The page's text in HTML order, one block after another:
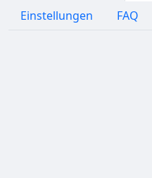
Einstellungen
FAQ